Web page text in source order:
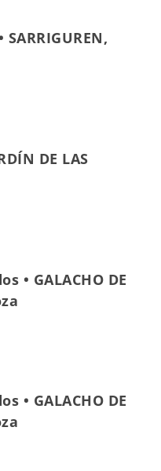
DE LAS
• GALACHO DE
• GALACHO DE